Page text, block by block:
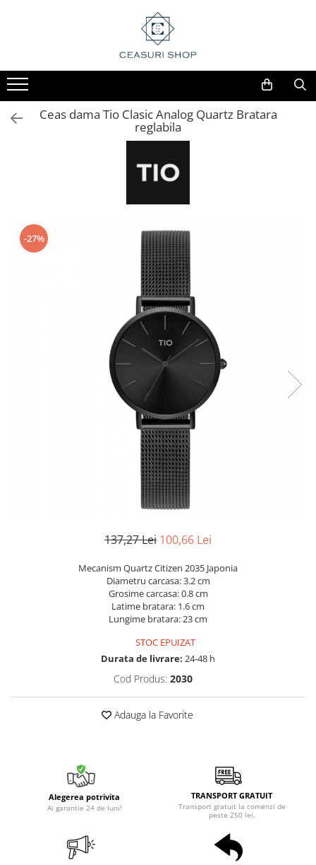
Ceas dama Tio Clasic Analog Quartz Bratara
reglabila
-27%
137,27 Lei 100,66 Lei
Mecanism Quartz Citizen 2035 Japonia
Diametru carcasa: 3.2 cm
Grosime carcasa: 0.8 cm
Latime bratara: 1.6 cm
Lungime bratara: 23 cm
STOC EPUIZAT
Durata de livrare: 24-48 h
Cod Produs: 2030
Adauga la Favorite
Alegerea potrivita
Ai garantie 24 de luni!
TRANSPORT GRATUIT
Transport gratuit la comenzi de
peste 250 lei.